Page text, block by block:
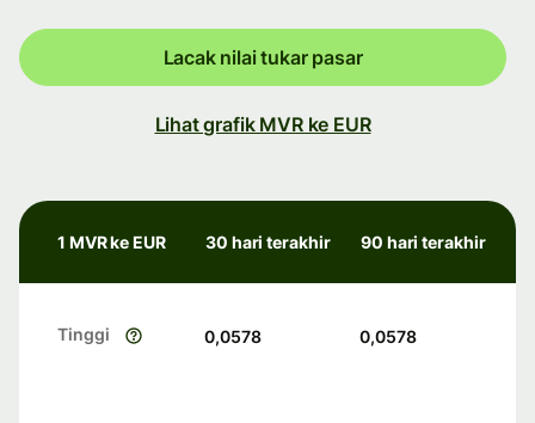
Lacak nilai tukar pasar
Lihat grafik MVR ke EUR
1 MVR ke EUR 30 hari terakhir 90 hari terakhir
Tinggi 0,0578 0,0578